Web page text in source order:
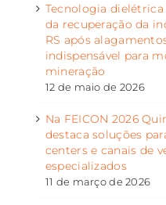
Tecnologia
da recuperação da
RS após
indispensável para
mineração
12 de maio de 2026
Na FEICON 2026
destaca soluções
centers e canais de
especializados
11 de março de 2026